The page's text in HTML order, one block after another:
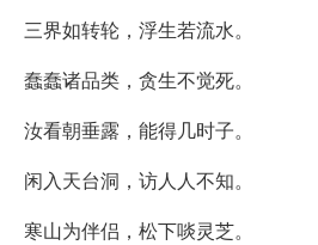
三界如转轮，浮生若流水。
蠢蠢诸品类，贪生不觉死。
汝看朝垂露，能得几时子。
闲入天台洞，访人人不知。
寒山为伴侣，松下啖灵芝。